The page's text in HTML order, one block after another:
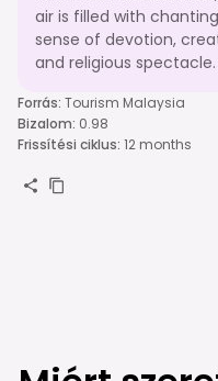
air is filled with
sense of devotion,
and religious spectacle.
Forrás: Tourism Malaysia
Bizalom: 0.98
Frissítési ciklus: 12 months